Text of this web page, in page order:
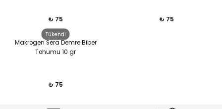
₺ 75 ₺ 75
Tükendi
Makrogen Sera Demre Biber
Tohumu 10 gr
₺ 75